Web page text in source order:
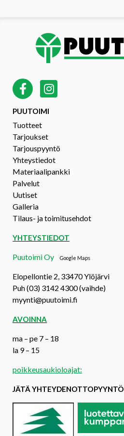
PUUTOIMI
Tuotteet
Tarjoukset
Tarjouspyyntö
Yhteystiedot
Materiaalipankki
Palvelut
Uutiset
Galleria
Tilaus- ja toimitusehdot
YHTEYSTIEDOT
Puutoimi OyGoogle Maps
Elopellontie 2, 33470 Ylöjärvi
Puh (03) 3142 4300 (vaihde)
myynti@puutoimi.fi
AVOINNA
ma – pe 7 – 18
la 9 – 15
poikkeusaukioloajat:
JÄTÄ YHTEYDENOTTOPYYNTÖ